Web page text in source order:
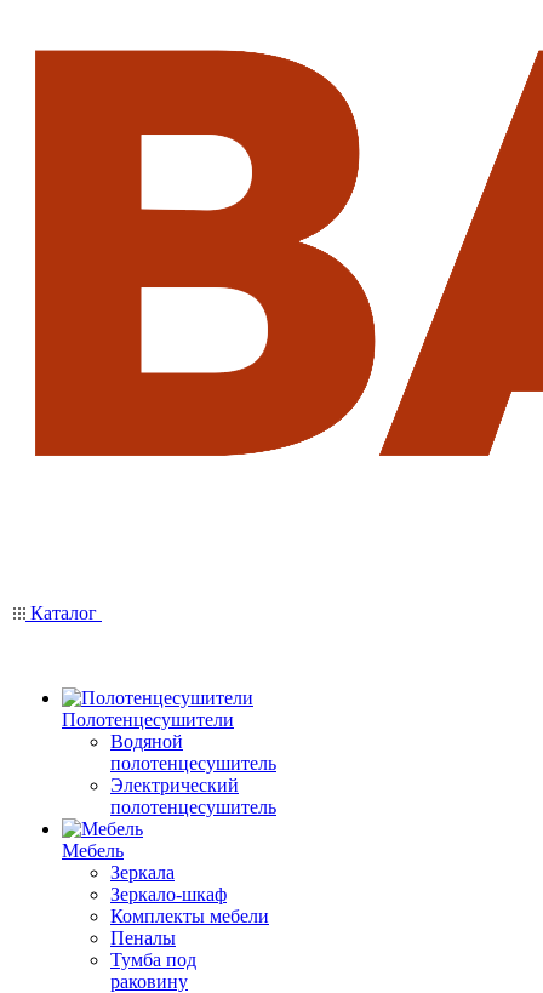
Каталог
Полотенцесушители
Водяной
полотенцесушитель
Электрический
полотенцесушитель
Мебель
Зеркала
Зеркало-шкаф
Комплекты мебели
Пеналы
Тумба под
раковину